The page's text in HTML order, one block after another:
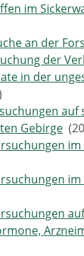
im
an der
der
in der
auf
Gebirge
im